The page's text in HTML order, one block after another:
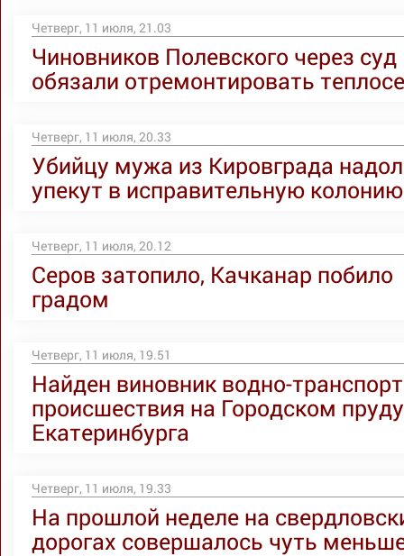
Четверг, 11 июля, 21.03
Чиновников Полевского через суд
обязали отремонтировать
Четверг, 11 июля, 20.33
Убийцу мужа из Кировграда
упекут в исправительную колонию
Четверг, 11 июля, 20.12
Серов затопило, Качканар побило
градом
Четверг, 11 июля, 19.51
Найден виновник водно-
происшествия на Городском пруду
Екатеринбурга
Четверг, 11 июля, 19.33
На прошлой неделе на
дорогах совершалось чуть